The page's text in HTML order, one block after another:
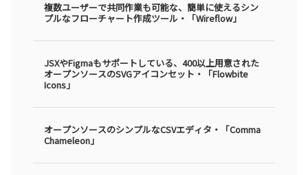
複数ユーザーで共同作業も可能な、簡単に使えるシン
プルなフローチャート作成ツール・「Wireflow」
JSXやFigmaもサポートしている、400以上用意された
オープンソースのSVGアイコンセット・「Flowbite
Icons」
オープンソースのシンプルなCSVエディタ・「Comma
Chameleon」